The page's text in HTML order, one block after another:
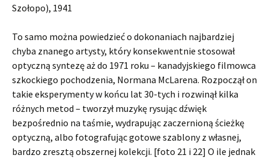
Szołopo), 1941
To samo można powiedzieć o dokonaniach najbardziej
chyba znanego artysty, który konsekwentnie stosował
optyczną syntezę aż do 1971 roku – kanadyjskiego filmowca
szkockiego pochodzenia, Normana McLarena. Rozpoczął on
takie eksperymenty w końcu lat 30-tych i rozwinął kilka
różnych metod – tworzył muzykę rysując dźwięk
bezpośrednio na taśmie, wydrapując zaczernioną ścieżkę
optyczną, albo fotografując gotowe szablony z własnej,
bardzo zresztą obszernej kolekcji. [foto 21 i 22] O ile jednak